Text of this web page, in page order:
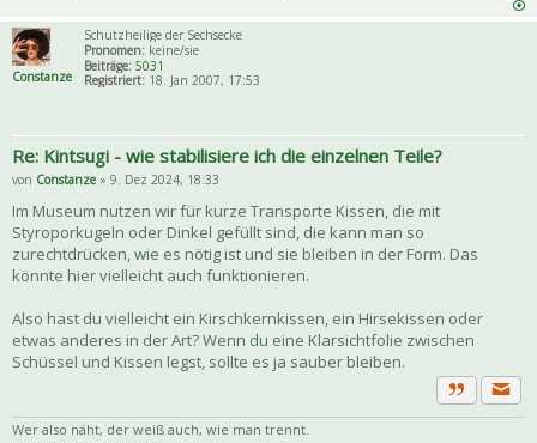
Constanze
Schutzheilige der Sechsecke
Pronomen: keine/sie
Beiträge: 5031
Registriert: 18. Jan 2007, 17:53
Re: Kintsugi - wie stabilisiere ich die einzelnen Teile?
von Constanze » 9. Dez 2024, 18:33
Im Museum nutzen wir für kurze Transporte Kissen, die mit
Styroporkugeln oder Dinkel gefüllt sind, die kann man so
zurechtdrücken, wie es nötig ist und sie bleiben in der Form. Das
könnte hier vielleicht auch funktionieren.
Also hast du vielleicht ein Kirschkernkissen, ein Hirsekissen oder
etwas anderes in der Art? Wenn du eine Klarsichtfolie zwischen
Schüssel und Kissen legst, sollte es ja sauber bleiben.
Zitat
Wer also näht, der weiß auch, wie man trennt.